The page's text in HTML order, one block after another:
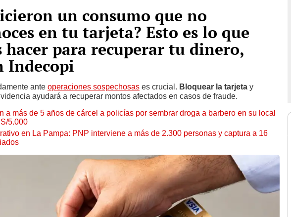
un consumo que no
en tu tarjeta? Esto es lo que
hacer para recuperar tu dinero,
Indecopi
ante operaciones sospechosas es crucial. Bloquear la tarjeta y
ayudará a recuperar montos afectados en casos de fraude.
a más de 5 años de cárcel a policías por sembrar droga a barbero en su local
5.000
en La Pampa: PNP interviene a más de 2.300 personas y captura a 16